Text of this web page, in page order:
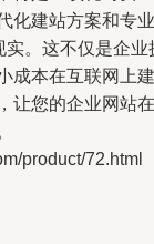
化建站方案和专业
实。这不仅是企业
成本在互联网上建
让您的企业网站在
product/72.html